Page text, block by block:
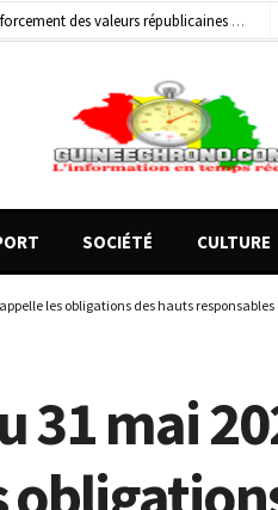
des valeurs républicaines
un partenariat stratégique
22 heures ago
SOCIÉTÉ CULTURE
les obligations des hauts
31 mai